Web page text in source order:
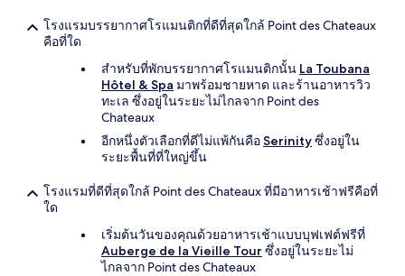
โรงแรมบรรยากาศโรแมนติกที่ดีที่สุดใกล้ Point des Chateaux
คือที่ใด
สำหรับที่พักบรรยากาศโรแมนติกนั้น La Toubana
Hôtel & Spa มาพร้อมชายหาด และร้านอาหารวิว
ทะเล ซึ่งอยู่ในระยะไม่ไกลจาก Point des
Chateaux
อีกหนึ่งตัวเลือกที่ดีไม่แพ้กันคือSerinityซึ่งอยู่ใน
ระยะพื้นที่ที่ใหญ่ขึ้น
โรงแรมที่ดีที่สุดใกล้ Point des Chateaux ที่มีอาหารเช้าฟรีคือที่
ใด
เริ่มต้นวันของคุณด้วยอาหารเช้าแบบบุฟเฟต์ฟรีที่
Auberge de la Vieille Tour ซึ่งอยู่ในระยะไม่
ไกลจาก Point des Chateaux